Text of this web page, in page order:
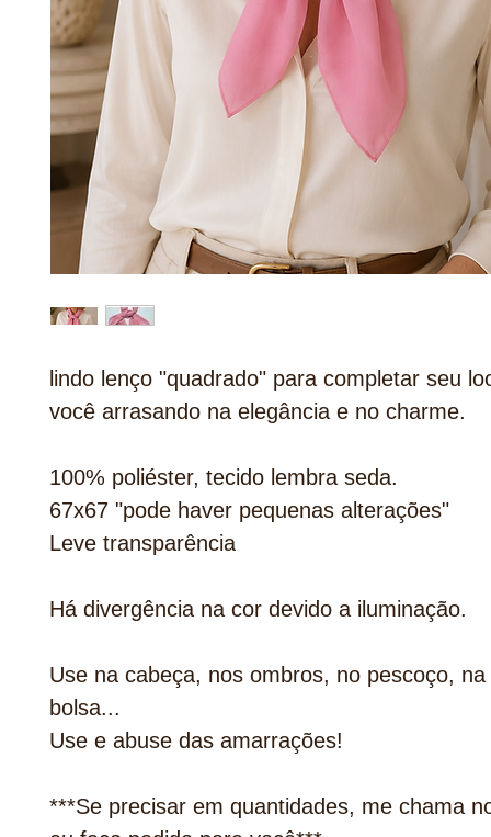
lindo lenço "quadrado" para completar seu
você arrasando na elegância e no charme.
100% poliéster, tecido lembra seda.
67x67 "pode haver pequenas alterações"
Leve transparência
Há divergência na cor devido a iluminação.
Use na cabeça, nos ombros, no pescoço,
bolsa...
Use e abuse das amarrações!
***Se precisar em quantidades, me chama